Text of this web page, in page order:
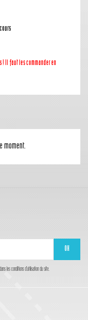
! Il faut les commander en
moment.
les conditions d'utilisation du site.